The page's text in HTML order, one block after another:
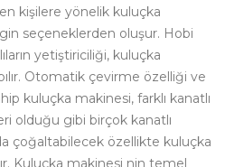
kişilere yönelik kuluçka
seçeneklerden oluşur. Hobi
yetiştiriciliği, kuluçka
Otomatik çevirme özelliği ve
kuluçka makinesi, farklı kanatlı
olduğu gibi birçok kanatlı
çoğaltabilecek özellikte kuluçka